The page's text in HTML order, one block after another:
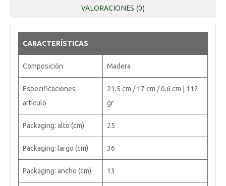
VALORACIONES (0)
CARACTERÍSTICAS
Composición Madera
Especificaciones
artículo
21.5 cm / 17 cm / 0.6 cm | 112
gr
Packaging: alto (cm) 25
Packaging: largo (cm) 36
Packaging: ancho (cm) 13